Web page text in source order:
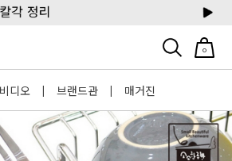
0
비디오 | 브랜드관 | 매거진